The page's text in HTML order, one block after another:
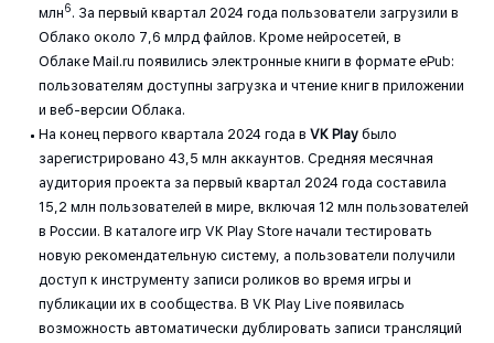
млн6. За первый квартал 2024 года пользователи загрузили в
Облако около 7,6 млрд файлов. Кроме нейросетей, в
Облаке Mail.ru появились электронные книги в формате ePub:
пользователям доступны загрузка и чтение книг в приложении
и веб-версии Облака.
На конец первого квартала 2024 года вVK Play было
зарегистрировано 43,5 млн аккаунтов. Средняя месячная
аудитория проекта за первый квартал 2024 года составила
15,2 млн пользователей в мире, включая 12 млн пользователей
в России. В каталоге игр VK Play Store начали тестировать
новую рекомендательную систему, а пользователи получили
доступ к инструменту записи роликов во время игры и
публикации их в сообщества. В VK Play Live появилась
возможность автоматически дублировать записи трансляций